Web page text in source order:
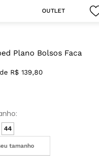
OUTLET
Plano Bolsos Faca
R$ 139,80
44